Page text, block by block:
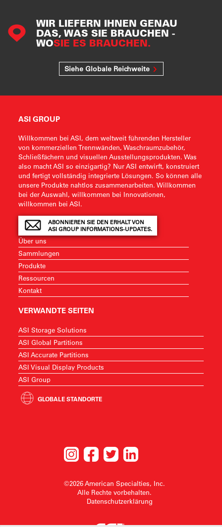
WIR LIEFERN IHNEN GENAU
DAS, WAS SIE BRAUCHEN -
WOSIE ES BRAUCHEN.
Siehe Globale Reichweite
ASI GROUP
Willkommen bei ASI, dem weltweit führenden Hersteller
von kommerziellen Trennwänden, Waschraumzubehör,
Schließfächern und visuellen Ausstellungsprodukten. Was
also macht ASI so einzigartig? Nur ASI entwirft, konstruiert
und fertigt vollständig integrierte Lösungen. So können alle
unsere Produkte nahtlos zusammenarbeiten. Willkommen
bei der Auswahl, willkommen bei Innovationen,
willkommen bei ASI.
ABONNIEREN SIE DEN ERHALT VON
ASI GROUP INFORMATIONS-UPDATES.
Über uns
Sammlungen
Produkte
Ressourcen
Kontakt
VERWANDTE SEITEN
ASI Storage Solutions
ASI Global Partitions
ASI Accurate Partitions
ASI Visual Display Products
ASI Group
GLOBALE STANDORTE
©2026 American Specialties, Inc.
Alle Rechte vorbehalten.
Datenschutzerklärung